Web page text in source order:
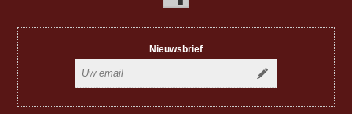
Nieuwsbrief